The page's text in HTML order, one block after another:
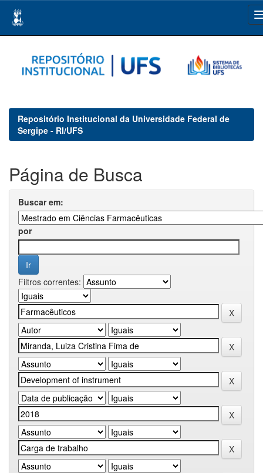
navigation
Repositório Institucional da Universidade Federal de
Sergipe - RI/UFS
Página de Busca
Buscar em:
por
Filtros correntes: